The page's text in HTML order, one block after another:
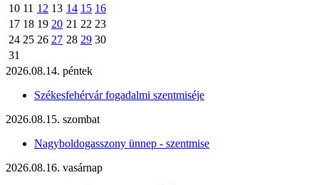
10 11 12 13 14 15 16
17 18 19 20 21 22 23
24 25 26 27 28 29 30
31
2026.08.14. péntek
Székesfehérvár fogadalmi szentmiséje
2026.08.15. szombat
Nagyboldogasszony ünnep - szentmise
2026.08.16. vasárnap